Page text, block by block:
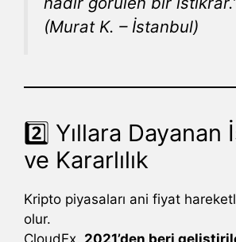
(Murat K. – İstanbul)
2️⃣ Yıllara Dayanan
ve Kararlılık
Kripto piyasaları ani fiyat
olur.
CloudEx, 2021’den beri